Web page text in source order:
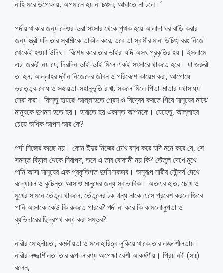
নাহি মরে উপেক্ষায়, অপমানে হয় না চঞ্চল, আঘাতে না টলে।’
পর্দায় থাকার জন্য দেওর-ভরা সংসার থেকে পৃথক হয়ে আলাদা ঘর বাড়ি করার
জন্য স্ত্রী যদি তার স্বামীকে তাকীদ করে, তবে তা স্বামীর মানা উচিৎ; বরং নিজে
থেকেই হওয়া উচিৎ। বিশেষ করে তার ভাইরা যদি অসৎ প্রকৃতির হয়। ইসলামে
এটা জরুরী নয় যে, চিরদিন ভাই-ভাই মিলে একই সংসারে থাকতে হবে। যা জরুরী
তা হল, আল্লাহর দ্বীন নিজেদের জীবন ও পরিবেশে কায়েম করা, আপোষে
ভ্রাতৃত্ব-বোধ ও সহায়তা-সহানুভূতি রাখা, সকলে মিলে পিতা-মাতার যথাসাধ্য
সেবা করা। কিন্তু হায়রে! আল্লাহতে প্রেম ও বিদ্বেষ করতে গিয়ে মানুষের মাঝে
মানুষকে দুশমন হতে হয়। হারাতে হয় একান্ত আপনকে। যেহেতু, আল্লাহর
চেয়ে অধিক আপন আর কে?
পর্দা নিজের কাছে নয়। কোন ইঁদুর নিজের চোখ বন্ধ করে যদি মনে করে যে, সে
সমস্ত বিড়াল থেকে নিরাপদ, তবে এ তার বোকামী নয় কি? তেঁতুল দেখে মুখে
পানি আসা মানুষের এক প্রকৃতিগত দুর্দম সবভাব। অনুরূপ নারীর সৌন্দর্য দেখে
বদ্খেয়াল ও কুচিন্তা আসাও মানুষের জন্য স্বাভাবিক। অতএব হাত, চোখ ও
মুখের সামনে তেঁতুল থাকলে, তেঁতুলের টক গন্ধ নাকে এসে প্রবেশ করলে জিবে
পানি আসাকে কেউ কি রুকতে পারবে? পর্দা না করে কি কামলোলুপতা ও
ব্যভিচারের ছিদ্রপথ বন্ধ করা সম্ভব?
নারীর মোহনীয়তা, কমনীয়তা ও মনোহারিত্ব লুকিয়ে থাকে তার লজ্জাশীলতায়।
নারীর লজ্জাশীলতা তার রূপ-লাবণ্য অপেক্ষা বেশী আকর্ষণীয়। প্রিয় নবী (সাঃ)
বলেন,